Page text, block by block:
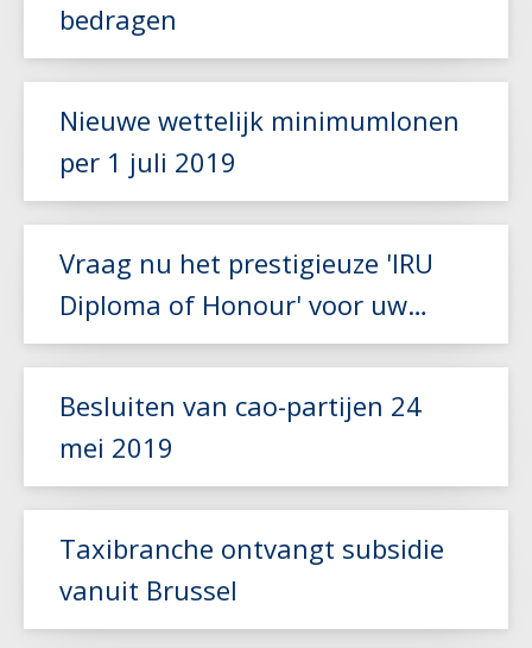
Lees meer
bedragen
Lees meer
Nieuwe wettelijk minimumlonen
per 1 juli 2019
Vraag nu het prestigieuze 'IRU
Diploma of Honour' voor uw
chauffeur aan!
Besluiten van cao-partijen 24
mei 2019
Taxibranche ontvangt subsidie
vanuit Brussel